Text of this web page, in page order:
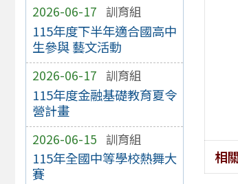
2026-06-17 訓育組
115年度下半年適合國高中
生參與 藝文活動
2026-06-17 訓育組
115年度金融基礎教育夏令
營計畫
2026-06-15 訓育組
115年全國中等學校熱舞大
賽
相